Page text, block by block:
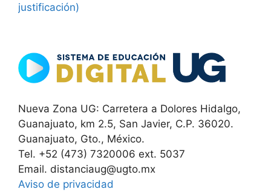
justificación)
Nueva Zona UG: Carretera a Dolores Hidalgo,
Guanajuato, km 2.5, San Javier, C.P. 36020.
Guanajuato, Gto., México.
Tel. +52 (473) 7320006 ext. 5037
Email. distanciaug@ugto.mx
Aviso de privacidad